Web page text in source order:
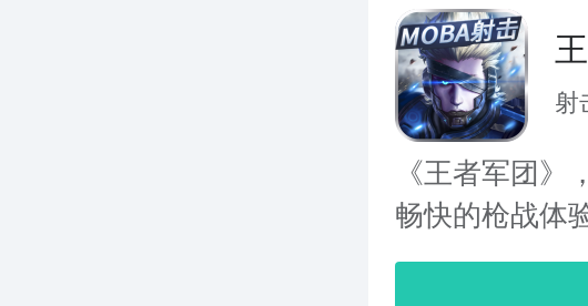
射
《王者军团
畅快的枪战体